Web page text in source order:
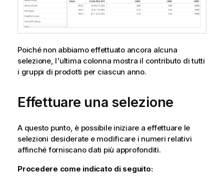
Poiché non abbiamo effettuato ancora alcuna
selezione, l'ultima colonna mostra il contributo di tutti
i gruppi di prodotti per ciascun anno.
Effettuare una selezione
A questo punto, è possibile iniziare a effettuare le
selezioni desiderate e modificare i numeri relativi
affinché forniscano dati più approfonditi.
Procedere come indicato di seguito: